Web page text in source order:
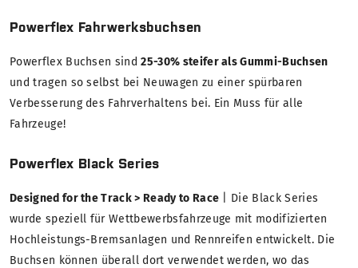
Powerflex Fahrwerksbuchsen
Powerflex Buchsen sind25-30% steifer als Gummi-Buchsen
und tragen so selbst bei Neuwagen zu einer spürbaren
Verbesserung des Fahrverhaltens bei. Ein Muss für alle
Fahrzeuge!
Powerflex Black Series
Designed for the Track > Ready to Race | Die Black Series
wurde speziell für Wettbewerbsfahrzeuge mit modifizierten
Hochleistungs-Bremsanlagen und Rennreifen entwickelt. Die
Buchsen können überall dort verwendet werden, wo das